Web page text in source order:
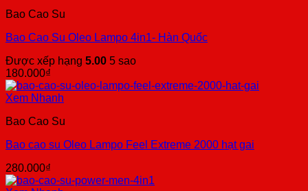
Bao Cao Su
Bao Cao Su Oleo Lampo 4in1- Hàn Quốc
Được xếp hạng 5.00 5 sao
180.000₫
Xem Nhanh
Bao Cao Su
Bao cao su Oleo Lampo Feel Extreme 2000 hạt gai
280.000₫